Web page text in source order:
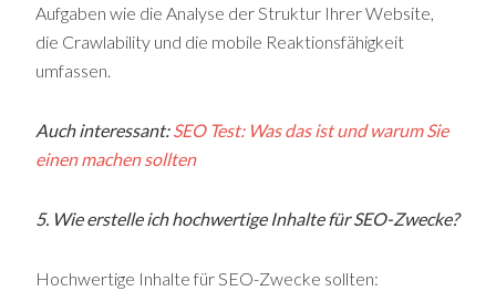
Aufgaben wie die Analyse der Struktur Ihrer Website,
die Crawlability und die mobile Reaktionsfähigkeit
umfassen.
Auch interessant:SEO Test: Was das ist und warum Sie
einen machen sollten
5. Wie erstelle ich hochwertige Inhalte für SEO-Zwecke?
Hochwertige Inhalte für SEO-Zwecke sollten: